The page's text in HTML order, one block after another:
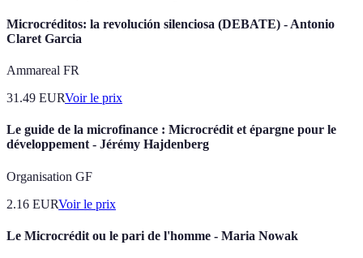
Microcréditos: la revolución silenciosa (DEBATE) - Antonio
Claret Garcia
Ammareal FR
31.49 EURVoir le prix
Le guide de la microfinance : Microcrédit et épargne pour le
développement - Jérémy Hajdenberg
Organisation GF
2.16 EURVoir le prix
Le Microcrédit ou le pari de l'homme - Maria Nowak